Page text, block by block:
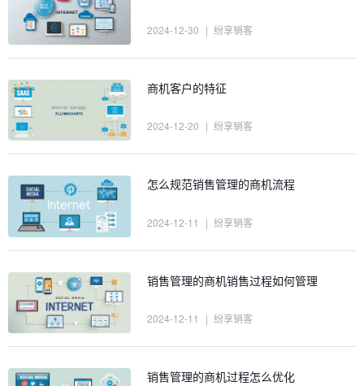
2024-12-30 | 纷享销客
商机客户的特征
2024-12-20 | 纷享销客
怎么规范销售管理的商机流程
2024-12-11 | 纷享销客
销售管理的商机销售过程如何管理
2024-12-11 | 纷享销客
销售管理的商机过程怎么优化